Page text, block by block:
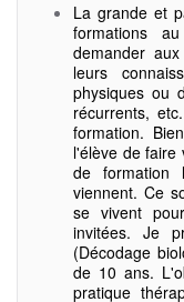
La grande et
formations
demander
leurs
physiques ou
récurrents,
formation.
l'élève de faire
de formation
viennent. Ce
se vivent
invitées. Je
(Décodage
de 10 ans.
pratique